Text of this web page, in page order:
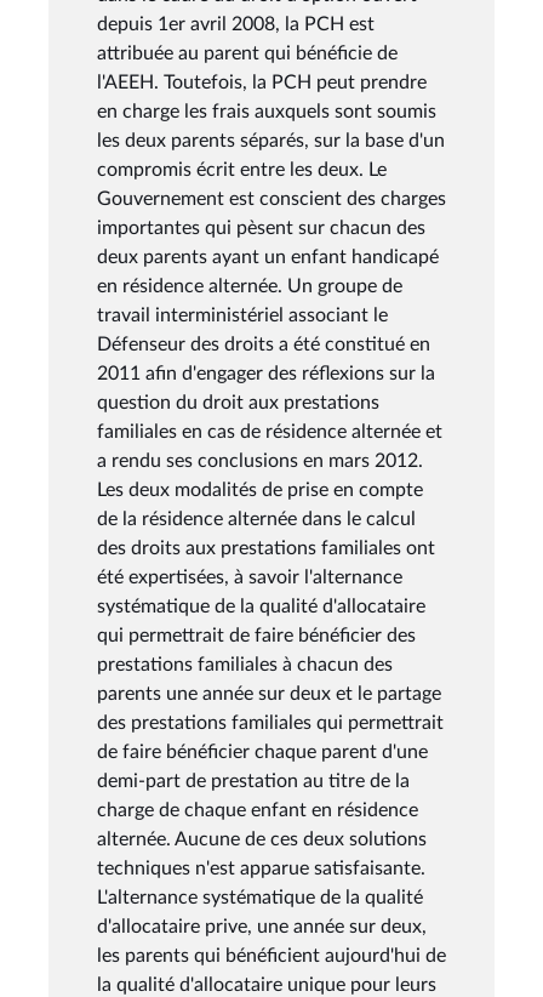
depuis 1er avril 2008, la PCH est
attribuée au parent qui bénéficie de
l'AEEH. Toutefois, la PCH peut prendre
en charge les frais auxquels sont soumis
les deux parents séparés, sur la base d'un
compromis écrit entre les deux. Le
Gouvernement est conscient des charges
importantes qui pèsent sur chacun des
deux parents ayant un enfant handicapé
en résidence alternée. Un groupe de
travail interministériel associant le
Défenseur des droits a été constitué en
2011 afin d'engager des réflexions sur la
question du droit aux prestations
familiales en cas de résidence alternée et
a rendu ses conclusions en mars 2012.
Les deux modalités de prise en compte
de la résidence alternée dans le calcul
des droits aux prestations familiales ont
été expertisées, à savoir l'alternance
systématique de la qualité d'allocataire
qui permettrait de faire bénéficier des
prestations familiales à chacun des
parents une année sur deux et le partage
des prestations familiales qui permettrait
de faire bénéficier chaque parent d'une
demi-part de prestation au titre de la
charge de chaque enfant en résidence
alternée. Aucune de ces deux solutions
techniques n'est apparue satisfaisante.
L'alternance systématique de la qualité
d'allocataire prive, une année sur deux,
les parents qui bénéficient aujourd'hui de
la qualité d'allocataire unique pour leurs